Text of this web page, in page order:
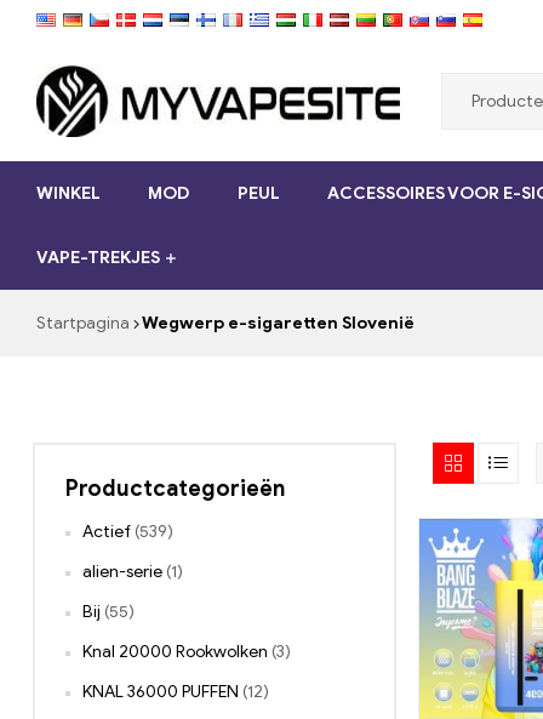
Mijnvapesite.de
sigaretten
goedkoop
online
WINKEL MOD PEUL ACCESSOIRES VOOR E-
VAPE-TREKJES
Startpagina Wegwerp e-sigaretten Slovenië
Productcategorieën
Actief (539)
alien-serie (1)
Bij (55)
Knal 20000 Rookwolken (3)
KNAL 36000 PUFFEN (12)